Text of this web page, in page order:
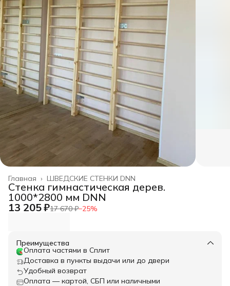
ШВЕДСКИЕ СТЕНКИ DNN
Главная ›
Стенка гимнастическая дерев.
1000*2800 мм DNN
13 205 ₽17 670 ₽−25%
Преимущества
Оплата частями в Сплит
Доставка в пункты выдачи или до двери
Удобный возврат
Оплата — картой, СБП или наличными